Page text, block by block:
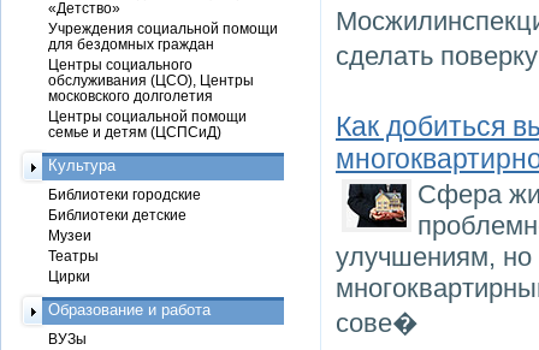
сделать
Как добиться
Сфера
улучшениям,
сове�
«Детство»
Учреждения социальной помощи
для бездомных граждан
Центры социального
обслуживания (ЦСО), Центры
московского долголетия
Центры социальной помощи
семье и детям (ЦСПСиД)
Культура
Библиотеки городские
Библиотеки детские
Музеи
Театры
Цирки
Образование и работа
ВУЗы